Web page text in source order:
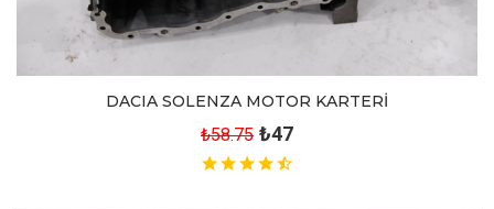
DACIA SOLENZA MOTOR KARTERİ
₺58.75 ₺47